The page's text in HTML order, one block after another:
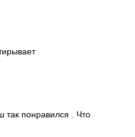
так понравился . Что